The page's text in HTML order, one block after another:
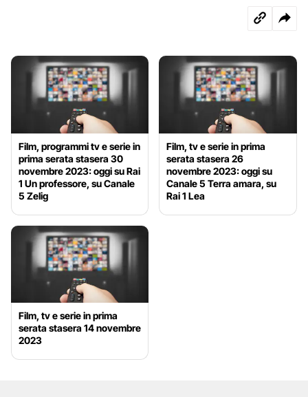
Film, programmi tv e serie in
prima serata stasera 30
novembre 2023: oggi su Rai
1 Un professore, su Canale
5 Zelig
Film, tv e serie in prima
serata stasera 26
novembre 2023: oggi su
Canale 5 Terra amara, su
Rai 1 Lea
Film, tv e serie in prima
serata stasera 14 novembre
2023